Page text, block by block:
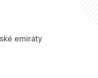
emiráty